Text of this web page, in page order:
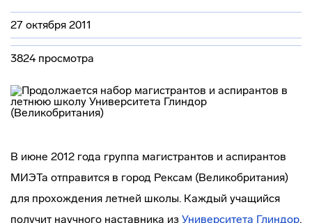
27 октября 2011
3824 просмотра
В июне 2012 года группа магистрантов и аспирантов
МИЭТа отправится в город Рексам (Великобритания)
для прохождения летней школы. Каждый учащийся
получит научного наставника из Университета Глиндор,